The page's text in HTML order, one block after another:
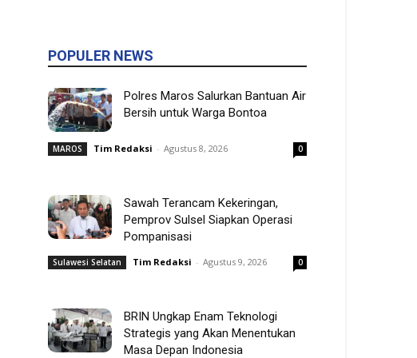
POPULER NEWS
Polres Maros Salurkan Bantuan Air
Bersih untuk Warga Bontoa
MAROS Tim Redaksi - Agustus 8, 2026 0
Sawah Terancam Kekeringan,
Pemprov Sulsel Siapkan Operasi
Pompanisasi
Sulawesi Selatan Tim Redaksi - Agustus 9, 2026 0
BRIN Ungkap Enam Teknologi
Strategis yang Akan Menentukan
Masa Depan Indonesia